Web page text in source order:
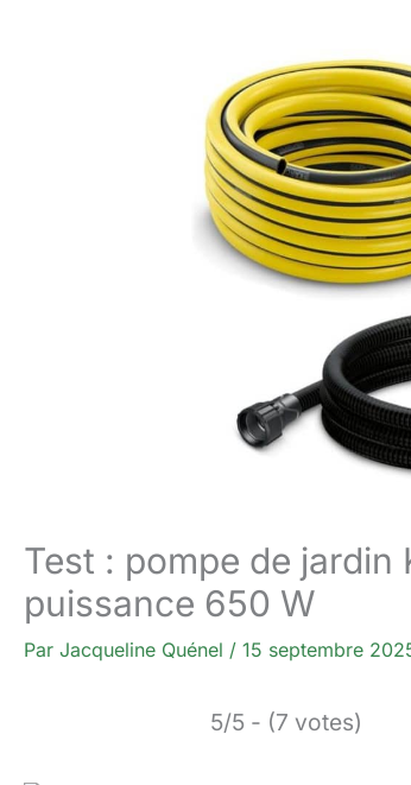
Test : pompe de jardin
puissance 650 W
Par Jacqueline Quénel / 15 septembre
5/5 - (7 votes)